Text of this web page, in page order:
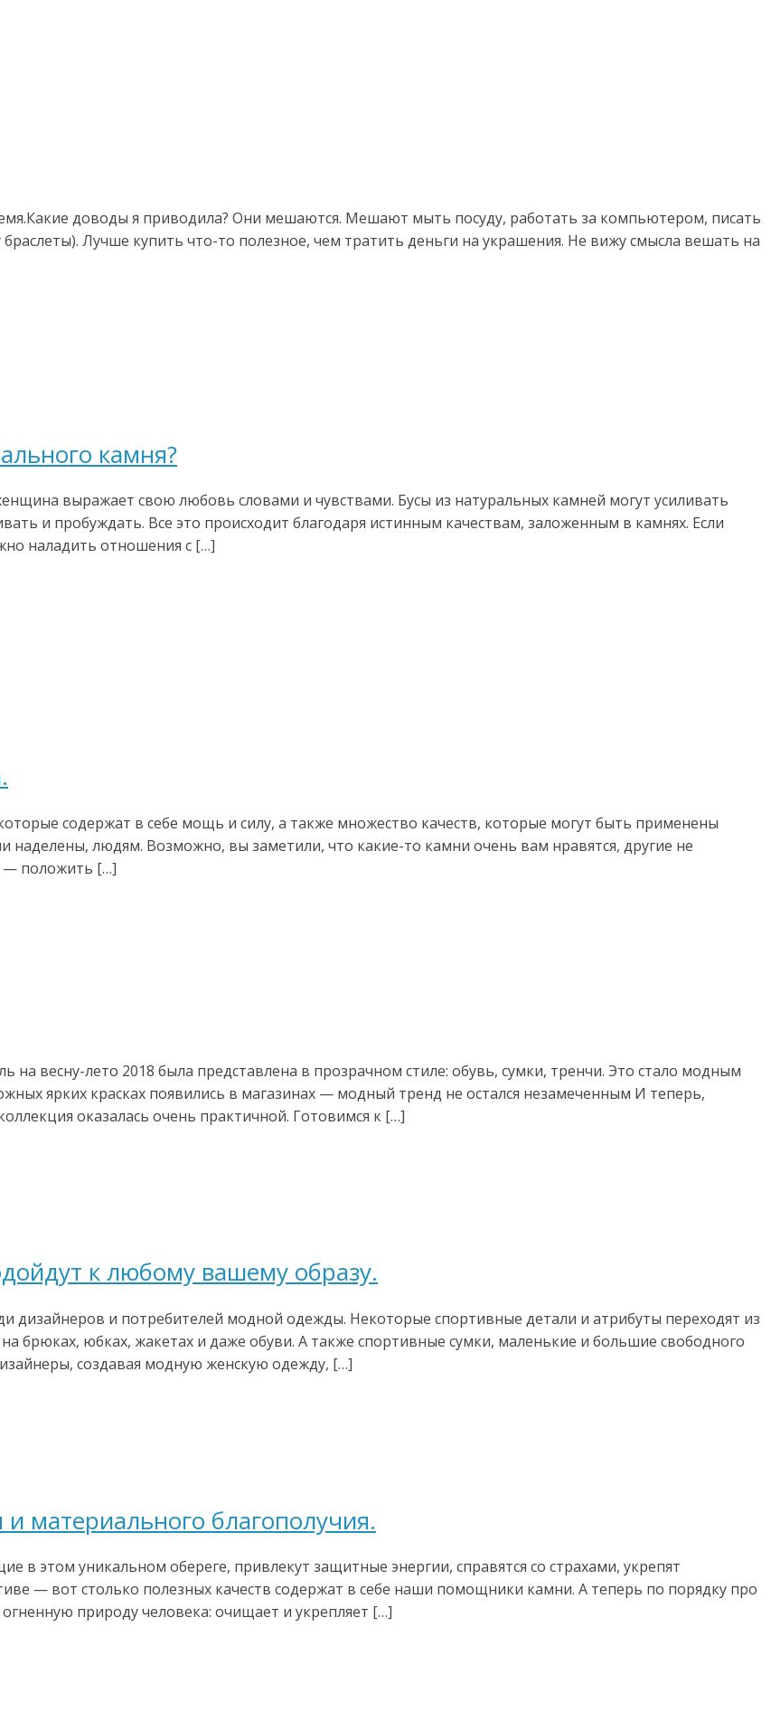
доводы я приводила? Они мешаются. Мешают мыть посуду, работать за компьютером, писать
Лучше купить что-то полезное, чем тратить деньги на украшения. Не вижу смысла вешать на
камня?
выражает свою любовь словами и чувствами. Бусы из натуральных камней могут усиливать
и пробуждать. Все это происходит благодаря истинным качествам, заложенным в камнях. Если
наладить отношения с […]
содержат в себе мощь и силу, а также множество качеств, которые могут быть применены
наделены, людям. Возможно, вы заметили, что какие-то камни очень вам нравятся, другие не
— положить […]
весну-лето 2018 была представлена в прозрачном стиле: обувь, сумки, тренчи. Это стало модным
ярких красках появились в магазинах — модный тренд не остался незамеченным И теперь,
оказалась очень практичной. Готовимся к […]
к любому вашему образу.
дизайнеров и потребителей модной одежды. Некоторые спортивные детали и атрибуты переходят из
брюках, юбках, жакетах и даже обуви. А также спортивные сумки, маленькие и большие свободного
создавая модную женскую одежду, […]
материального благополучия.
этом уникальном обереге, привлекут защитные энергии, справятся со страхами, укрепят
— вот столько полезных качеств содержат в себе наши помощники камни. А теперь по порядку про
природу человека: очищает и укрепляет […]